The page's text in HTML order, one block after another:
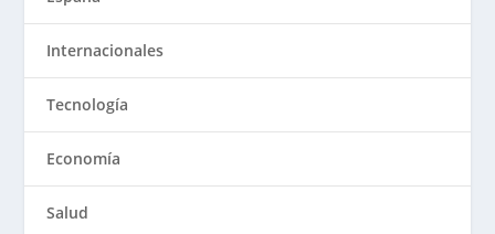
Internacionales
Tecnología
Economía
Salud